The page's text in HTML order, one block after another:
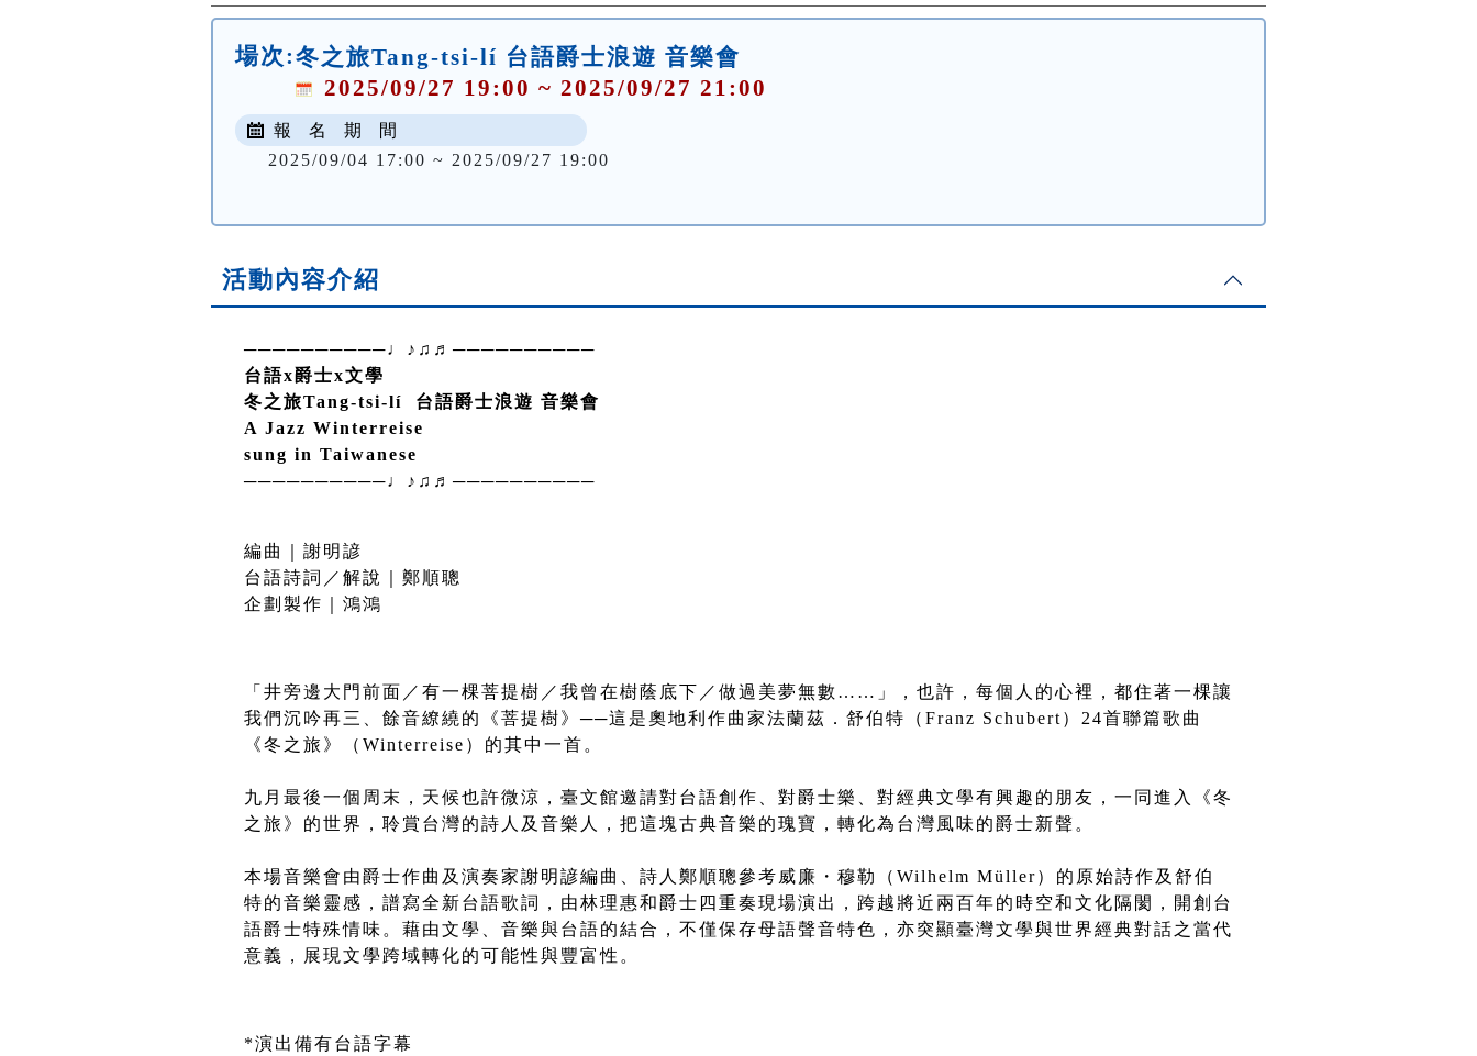
場次:冬之旅Tang-tsi-lí 台語爵士浪遊 音樂會
2025/09/27 19:00 ~ 2025/09/27 21:00
報 名 期 間
2025/09/04 17:00 ~ 2025/09/27 19:00
活動內容介紹
──────────♩♪♫♬──────────
台語x爵士x文學
冬之旅Tang-tsi-lí 台語爵士浪遊 音樂會
A Jazz Winterreise
sung in Taiwanese
──────────♩♪♫♬──────────
編曲｜謝明諺
台語詩詞／解說｜鄭順聰
企劃製作｜鴻鴻
「井旁邊大門前面／有一棵菩提樹／我曾在樹蔭底下／做過美夢無數……」，也許，每個人的心裡，都住著一棵讓
我們沉吟再三、餘音繚繞的《菩提樹》──這是奧地利作曲家法蘭茲．舒伯特（Franz Schubert）24首聯篇歌曲
《冬之旅》（Winterreise）的其中一首。
九月最後一個周末，天候也許微涼，臺文館邀請對台語創作、對爵士樂、對經典文學有興趣的朋友，一同進入《冬
之旅》的世界，聆賞台灣的詩人及音樂人，把這塊古典音樂的瑰寶，轉化為台灣風味的爵士新聲。
本場音樂會由爵士作曲及演奏家謝明諺編曲、詩人鄭順聰參考威廉・穆勒（Wilhelm Müller）的原始詩作及舒伯
特的音樂靈感，譜寫全新台語歌詞，由林理惠和爵士四重奏現場演出，跨越將近兩百年的時空和文化隔閡，開創台
語爵士特殊情味。藉由文學、音樂與台語的結合，不僅保存母語聲音特色，亦突顯臺灣文學與世界經典對話之當代
意義，展現文學跨域轉化的可能性與豐富性。
*演出備有台語字幕